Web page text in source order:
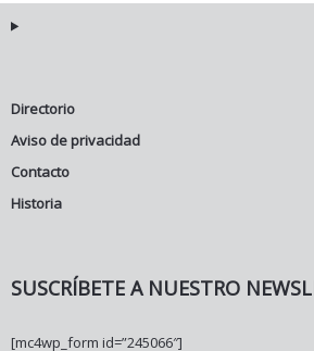
Directorio
Aviso de privacidad
Contacto
Historia
SUSCRÍBETE A NUESTRO
[mc4wp_form id=”245066″]